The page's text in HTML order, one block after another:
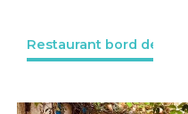
Restaurant bord de l'eau